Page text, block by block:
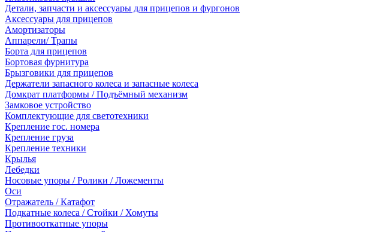
Детали, запчасти и аксессуары для прицепов и фургонов
Аксессуары для прицепов
Амортизаторы
Аппарели/ Трапы
Борта для прицепов
Бортовая фурнитура
Брызговики для прицепов
Держатели запасного колеса и запасные колеса
Домкрат платформы / Подъёмный механизм
Замковое устройство
Комплектующие для светотехники
Крепление гос. номера
Крепление груза
Крепление техники
Крылья
Лебедки
Носовые упоры / Ролики / Ложементы
Оси
Отражатель / Катафот
Подкатные колеса / Стойки / Хомуты
Противооткатные упоры